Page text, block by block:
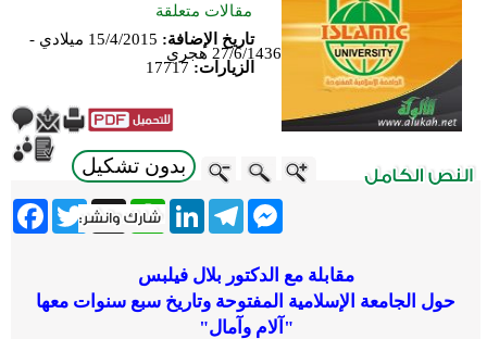
مقالات متعلقة
تاريخ الإضافة:
15/4/2015 ميلادي -
27/6/1436 هجري
الزيارات: 17717
بدون تشكيل
Twitter X
WhatsApp
LinkedInTelegram
Messenger
مقابلة مع الدكتور بلال فيلبس
حول الجامعة الإسلامية المفتوحة وتاريخ سبع سنوات معها
"آلام وآمال"